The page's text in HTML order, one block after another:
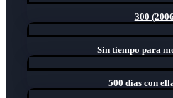
300
Sin tiempo para
500 días con